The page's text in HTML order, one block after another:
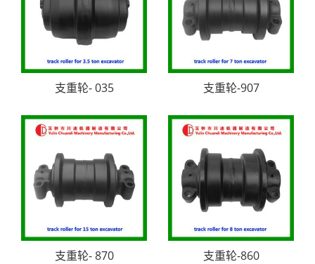
支重轮- 035 支重轮-907
支重轮- 870 支重轮-860